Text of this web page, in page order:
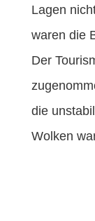
Lagen
waren die
Der
die
Wolken